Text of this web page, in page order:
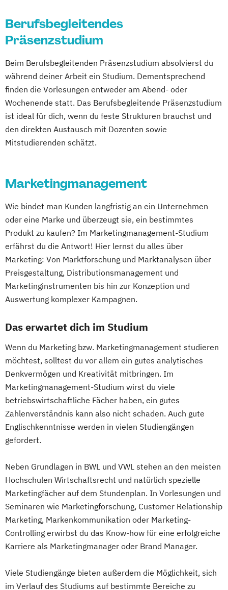
Berufsbegleitendes
Präsenzstudium
Beim Berufsbegleitenden Präsenzstudium absolvierst du
während deiner Arbeit ein Studium. Dementsprechend
finden die Vorlesungen entweder am Abend- oder
Wochenende statt. Das Berufsbegleitende Präsenzstudium
ist ideal für dich, wenn du feste Strukturen brauchst und
den direkten Austausch mit Dozenten sowie
Mitstudierenden schätzt.
Marketingmanagement
Wie bindet man Kunden langfristig an ein Unternehmen
oder eine Marke und überzeugt sie, ein bestimmtes
Produkt zu kaufen? Im Marketingmanagement-Studium
erfährst du die Antwort! Hier lernst du alles über
Marketing: Von Marktforschung und Marktanalysen über
Preisgestaltung, Distributionsmanagement und
Marketinginstrumenten bis hin zur Konzeption und
Auswertung komplexer Kampagnen.
Das erwartet dich im Studium
Wenn du Marketing bzw. Marketingmanagement studieren
möchtest, solltest du vor allem ein gutes analytisches
Denkvermögen und Kreativität mitbringen. Im
Marketingmanagement-Studium wirst du viele
betriebswirtschaftliche Fächer haben, ein gutes
Zahlenverständnis kann also nicht schaden. Auch gute
Englischkenntnisse werden in vielen Studiengängen
gefordert.
Neben Grundlagen in BWL und VWL stehen an den meisten
Hochschulen Wirtschaftsrecht und natürlich spezielle
Marketingfächer auf dem Stundenplan. In Vorlesungen und
Seminaren wie Marketingforschung, Customer Relationship
Marketing, Markenkommunikation oder Marketing-
Controlling erwirbst du das Know-how für eine erfolgreiche
Karriere als Marketingmanager oder Brand Manager.
Viele Studiengänge bieten außerdem die Möglichkeit, sich
im Verlauf des Studiums auf bestimmte Bereiche zu